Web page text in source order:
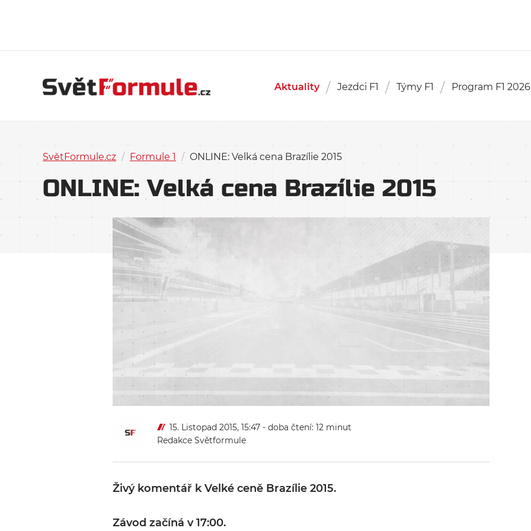
Aktuality Jezdci F1 Týmy F1 Program F1 2026
SvětFormule.cz / Formule 1 / ONLINE: Velká cena Brazílie 2015
ONLINE: Velká cena Brazílie 2015
15. Listopad 2015, 15:47 - doba čtení: 12 minut
Redakce Světformule
Živý komentář k Velké ceně Brazílie 2015.
Závod začíná v 17:00.